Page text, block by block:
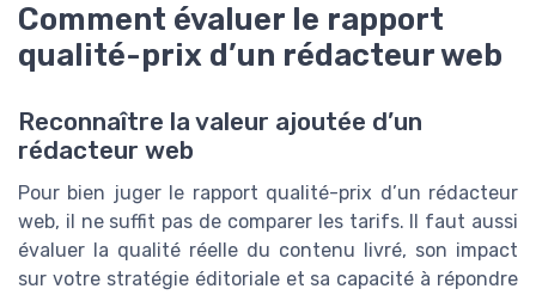
Comment évaluer le rapport
qualité-prix d’un rédacteur web
Reconnaître la valeur ajoutée d’un
rédacteur web
Pour bien juger le rapport qualité-prix d’un rédacteur
web, il ne suffit pas de comparer les tarifs. Il faut aussi
évaluer la qualité réelle du contenu livré, son impact
sur votre stratégie éditoriale et sa capacité à répondre